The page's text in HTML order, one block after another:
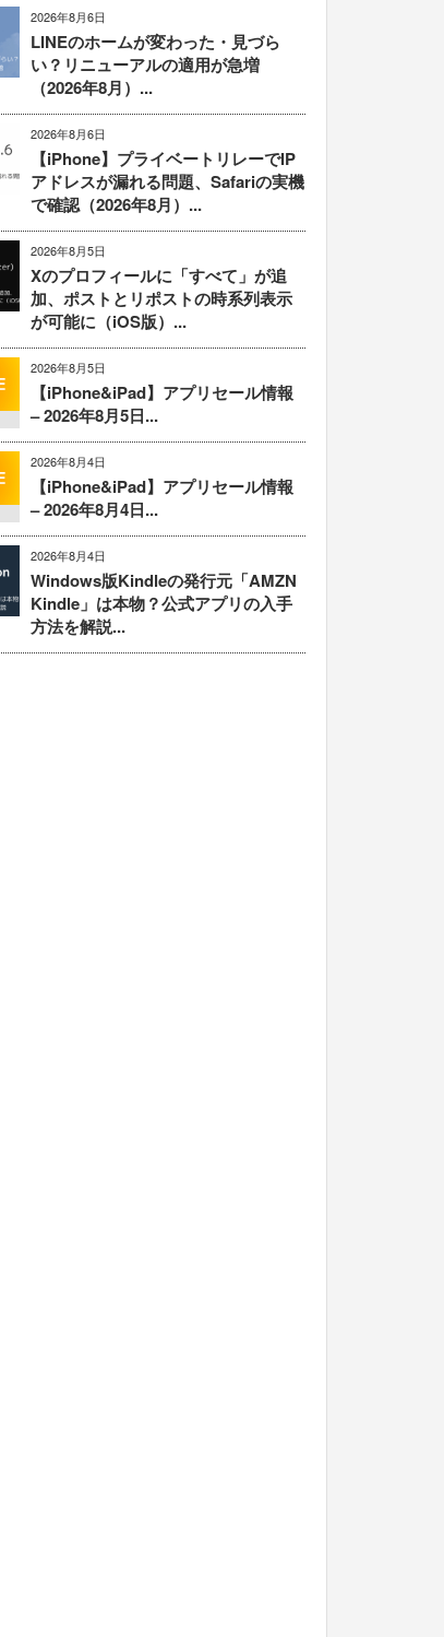
2026年8月6日
LINEのホームが変わった・見づら
い？リニューアルの適用が急増
（2026年8月）...
2026年8月6日
【iPhone】プライベートリレーでIP
アドレスが漏れる問題、Safariの実機
で確認（2026年8月）...
2026年8月5日
Xのプロフィールに「すべて」が追
加、ポストとリポストの時系列表示
が可能に（iOS版）...
2026年8月5日
【iPhone&iPad】アプリセール情報
– 2026年8月5日...
2026年8月4日
【iPhone&iPad】アプリセール情報
– 2026年8月4日...
2026年8月4日
Windows版Kindleの発行元「AMZN
Kindle」は本物？公式アプリの入手
方法を解説...